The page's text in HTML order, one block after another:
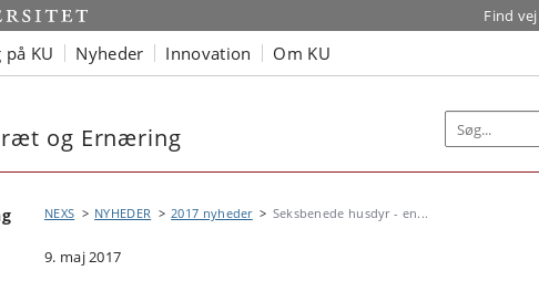
Find vej
på KU Nyheder Innovation Om KU
og Ernæring
NEXS NYHEDER 2017 nyheder Seksbenede husdyr - en...
9. maj 2017